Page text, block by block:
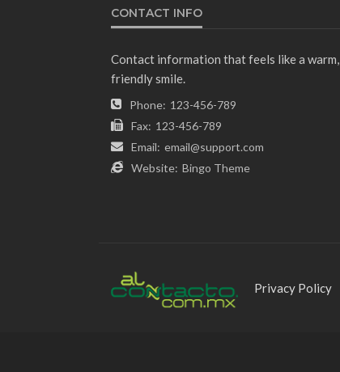
CONTACT INFO
Contact information that feels like a warm,
friendly smile.
Phone: 123-456-789
Fax: 123-456-789
Email: email@support.com
Website: Bingo Theme
Privacy Policy